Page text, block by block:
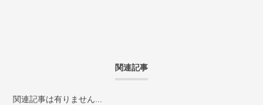
関連記事
関連記事は有りません...